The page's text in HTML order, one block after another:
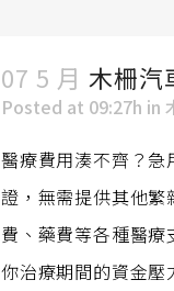
07 5 月 木柵汽
Posted at 09:27h in
醫療費用湊不齊？
證，無需提供其他
費、藥費等各種醫
你治療期間的資金